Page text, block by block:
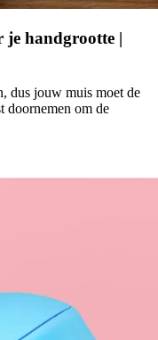
je handgrootte |
dus jouw muis moet de
doornemen om de